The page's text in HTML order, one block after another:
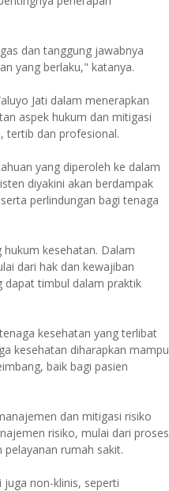
dan tanggung jawabnya
yang berlaku," katanya.
Jati dalam menerapkan
aspek hukum dan mitigasi
tertib dan profesional.
yang diperoleh ke dalam
diyakini akan berdampak
perlindungan bagi tenaga
kesehatan. Dalam
dari hak dan kewajiban
dapat timbul dalam praktik
kesehatan yang terlibat
kesehatan diharapkan mampu
baik bagi pasien
dan mitigasi risiko
risiko, mulai dari proses
rumah sakit.
non-klinis, seperti